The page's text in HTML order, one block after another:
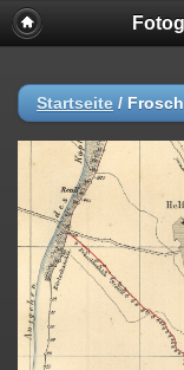
Startseite /